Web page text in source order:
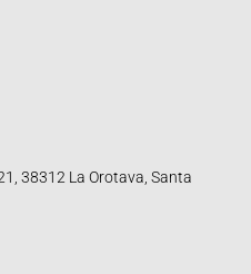
38312 La Orotava, Santa